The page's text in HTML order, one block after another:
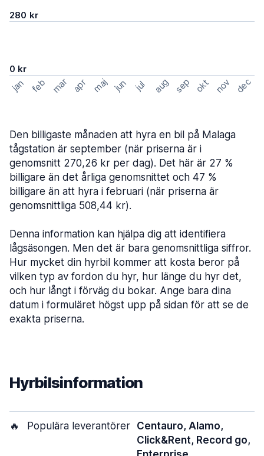
280 kr
0 kr
jan feb mar apr maj jun jul aug sep okt nov dec
Den billigaste månaden att hyra en bil på Malaga
tågstation är september (när priserna är i
genomsnitt 270,26 kr per dag). Det här är 27 %
billigare än det årliga genomsnittet och 47 %
billigare än att hyra i februari (när priserna är
genomsnittliga 508,44 kr).
Denna information kan hjälpa dig att identifiera
lågsäsongen. Men det är bara genomsnittliga siffror.
Hur mycket din hyrbil kommer att kosta beror på
vilken typ av fordon du hyr, hur länge du hyr det,
och hur långt i förväg du bokar. Ange bara dina
datum i formuläret högst upp på sidan för att se de
exakta priserna.
Hyrbilsinformation
🔥 Populära leverantörer Centauro, Alamo,
Click&Rent, Record go,